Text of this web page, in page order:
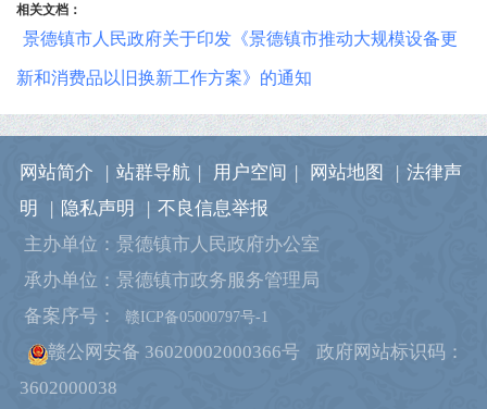
相关文档：
景德镇市人民政府关于印发《景德镇市推动大规模设备更
新和消费品以旧换新工作方案》的通知
网站简介 站群导航 用户空间 网站地图
法律声
明
隐私声明
不良信息举报
主办单位：景德镇市人民政府办公室
承办单位：景德镇市政务服务管理局
备案序号：
赣ICP备05000797号-1
赣公网安备 36020002000366号
政府网站标识码：
3602000038